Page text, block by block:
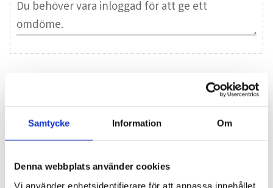
Samtycke Information Om
Denna webbplats använder cookies
Vi använder enhetsidentifierare för att anpassa innehållet
Blogg
7 juni 2026